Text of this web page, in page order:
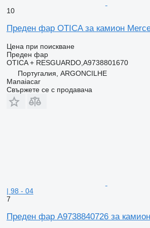
10
Преден фар OTICA за камион
Цена при поискване
Преден фар
OTICA + RESGUARDO,A9738801670
Португалия, ARGONCILHE
Manaiacar
Свържете се с продавача
| 98 - 04
7
Преден фар A9738840726 за